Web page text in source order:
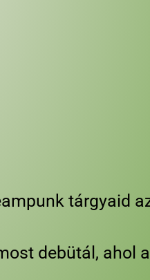
tárgyaid
debütál, ahol